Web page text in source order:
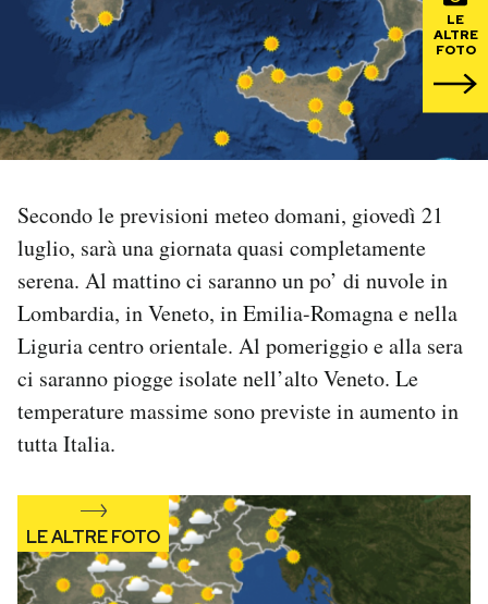
PODCAST
NEWSLETTER
SHOP
AREA PERSONALE
Area Personale
Notifiche mobile
Regala il Post
Hai bisogno di aiuto?
Esci
LE
ALTRE
FOTO
Secondo le previsioni meteo domani, giovedì 21
luglio, sarà una giornata quasi completamente
serena. Al mattino ci saranno un po’ di nuvole in
Lombardia, in Veneto, in Emilia-Romagna e nella
Liguria centro orientale. Al pomeriggio e alla sera
ci saranno piogge isolate nell’alto Veneto. Le
temperature massime sono previste in aumento in
tutta Italia.